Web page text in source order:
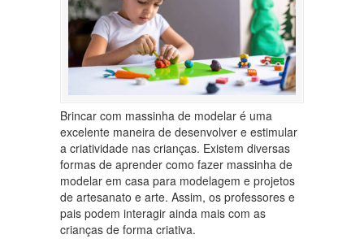
Brincar com massinha de modelar é uma
excelente maneira de desenvolver e estimular
a criatividade nas crianças. Existem diversas
formas de aprender como fazer massinha de
modelar em casa para modelagem e projetos
de artesanato e arte. Assim, os professores e
pais podem interagir ainda mais com as
crianças de forma criativa.